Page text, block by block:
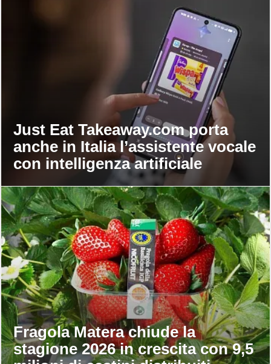
Just Eat Takeaway.com porta
anche in Italia l’assistente vocale
con intelligenza artificiale
Fragola Matera chiude la
stagione 2026 in crescita con 9,5